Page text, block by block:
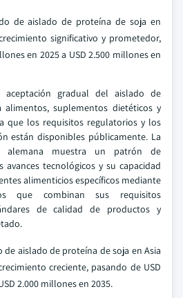
de aislado de proteína de soja en
significativo y prometedor,
en 2025 a USD 2.500 millones en
aceptación gradual del aislado de
suplementos dietéticos y
que los requisitos regulatorios y los
están disponibles públicamente. La
alemana muestra un patrón de
tecnológicos y su capacidad
alimenticios específicos mediante
que combinan sus requisitos
de calidad de productos y
de aislado de proteína de soja en Asia
creciente, pasando de USD
2.000 millones en 2035.